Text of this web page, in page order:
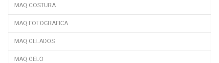
MAQ.COSTURA
MAQ.FOTOGRAFICA
MAQ.GELADOS
MAQ.GELO